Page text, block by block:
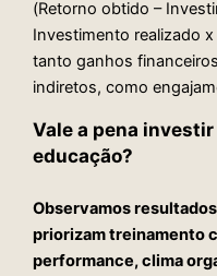
(Retorno obtido –
Investimento realizado
tanto ganhos
indiretos, como
Vale a pena
educação?
Observamos
priorizam treinamento
performance, clima